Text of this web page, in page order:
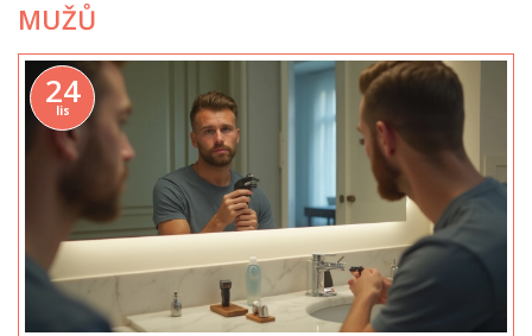
MUŽŮ
24
lis